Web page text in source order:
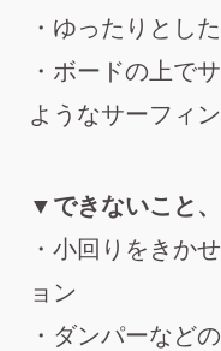
・ゆったりとし
・ボードの上で
ようなサーフィ
▼できないこと
・小回りをきか
ョン
・ダンパーなど